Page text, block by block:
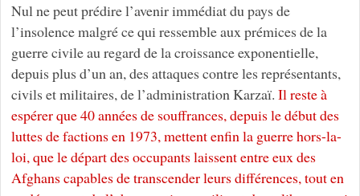
Nul ne peut prédire l’avenir immédiat du pays de
l’insolence malgré ce qui ressemble aux prémices de la
guerre civile au regard de la croissance exponentielle,
depuis plus d’un an, des attaques contre les représentants,
civils et militaires, de l’administration Karzaï. Il reste à
espérer que 40 années de souffrances, depuis le début des
luttes de factions en 1973, mettent enfin la guerre hors-la-
loi, que le départ des occupants laissent entre eux des
Afghans capables de transcender leurs différences, tout en